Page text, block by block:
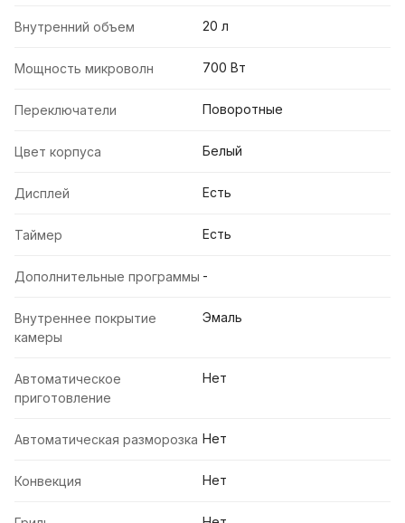
Внутренний объем 20 л
Мощность микроволн 700 Вт
Переключатели Поворотные
Цвет корпуса Белый
Дисплей Есть
Таймер Есть
Дополнительные программы -
Внутреннее покрытие
камеры
Эмаль
Автоматическое
приготовление
Нет
Автоматическая разморозка Нет
Конвекция Нет